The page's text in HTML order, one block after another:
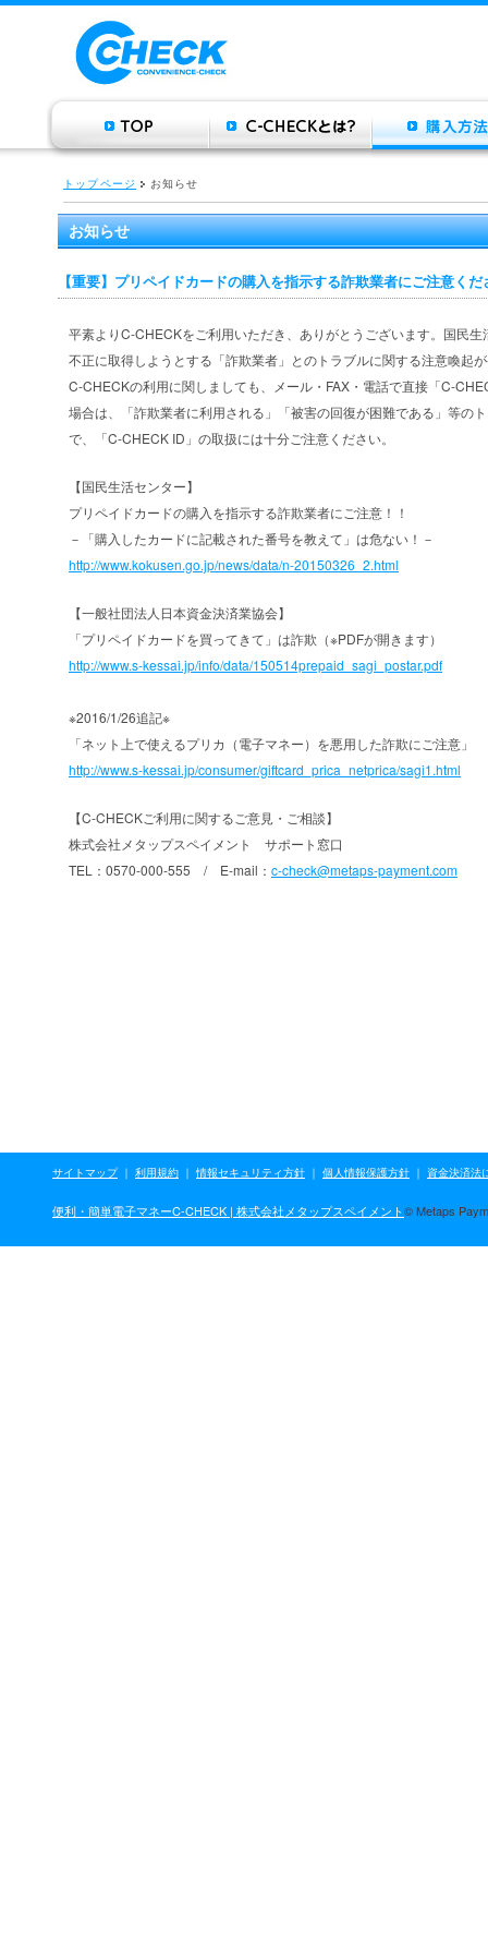
トップページ お知らせ
お知らせ
【重要】プリペイドカードの購入を指示する詐欺業者にご注意くだ
平素よりC-CHECKをご利用いただき、ありがとうございます。国民
不正に取得しようとする「詐欺業者」とのトラブルに関する注意喚起
C-CHECKの利用に関しましても、メール・FAX・電話で直接「C-
場合は、「詐欺業者に利用される」「被害の回復が困難である」等の
で、「C-CHECK ID」の取扱には十分ご注意ください。
【国民生活センター】
プリペイドカードの購入を指示する詐欺業者にご注意！！
－「購入したカードに記載された番号を教えて」は危ない！－
http://www.kokusen.go.jp/news/data/n-20150326_2.html
【一般社団法人日本資金決済業協会】
「プリペイドカードを買ってきて」は詐欺（※PDFが開きます）
http://www.s-kessai.jp/info/data/150514prepaid_sagi_postar.pdf
※2016/1/26追記※
「ネット上で使えるプリカ（電子マネー）を悪用した詐欺にご注意」
http://www.s-kessai.jp/consumer/giftcard_prica_netprica/sagi1.html
【C-CHECKご利用に関するご意見・ご相談】
株式会社メタップスペイメント サポート窓口
TEL：0570-000-555 / E-mail： c-check@metaps-payment.com
サイトマップ｜ 利用規約 ｜ 情報セキュリティ方針 ｜ 個人情報保護方針 ｜ 資金決済法
便利・簡単電子マネーC-CHECK | 株式会社メタップスペイメント© Metaps